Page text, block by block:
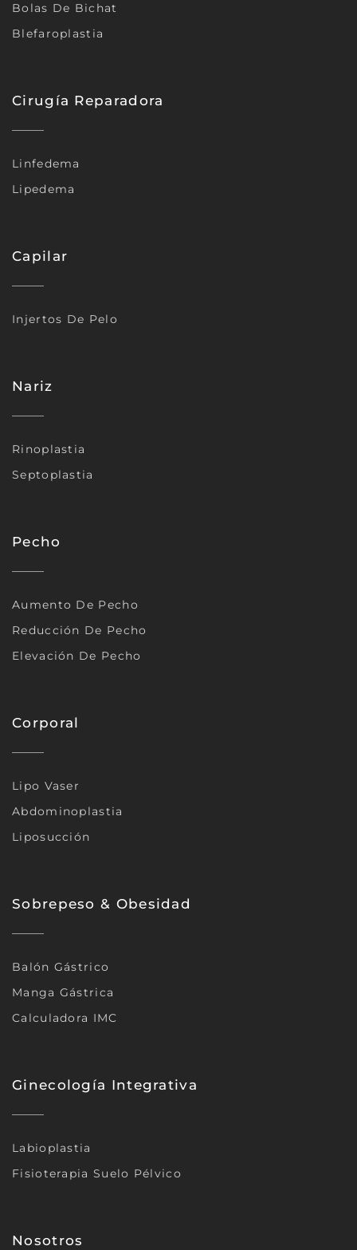
Bolas De Bichat
Blefaroplastia
Cirugía Reparadora
Linfedema
Lipedema
Capilar
Injertos De Pelo
Nariz
Rinoplastia
Septoplastia
Pecho
Aumento De Pecho
Reducción De Pecho
Elevación De Pecho
Corporal
Lipo Vaser
Abdominoplastia
Liposucción
Sobrepeso & Obesidad
Balón Gástrico
Manga Gástrica
Calculadora IMC
Ginecología Integrativa
Labioplastia
Fisioterapia Suelo Pélvico
Nosotros